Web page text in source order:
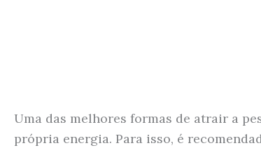
Uma das melhores formas de atrair a
própria energia. Para isso, é